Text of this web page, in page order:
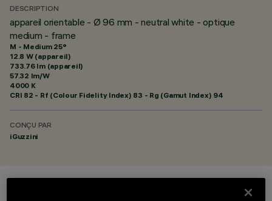
DESCRIPTION
appareil orientable - Ø 96 mm - neutral white - optique
medium - frame
M - Medium 25°
12.8 W (appareil)
733.76 lm (appareil)
57.32 lm/W
4000 K
CRI 82 - Rf (Colour Fidelity Index) 83 - Rg (Gamut Index) 94
CONÇU PAR
iGuzzini